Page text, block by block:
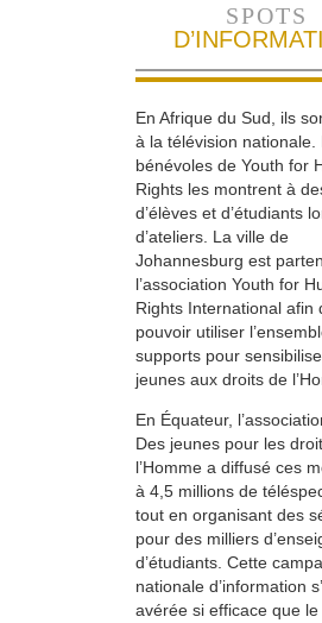
SPOTS
En Afrique du Sud, ils
à la télévision nationale.
bénévoles de Youth for
Rights les montrent à
d’élèves et d’étudiants
d’ateliers. La ville de
Johannesburg est
l’association Youth for
Rights International afin
pouvoir utiliser
supports pour
jeunes aux droits de
En Équateur,
Des jeunes pour les
l’Homme a diffusé ces
à 4,5 millions de
tout en organisant des
pour des milliers
d’étudiants. Cette
nationale d’information
avérée si efficace que